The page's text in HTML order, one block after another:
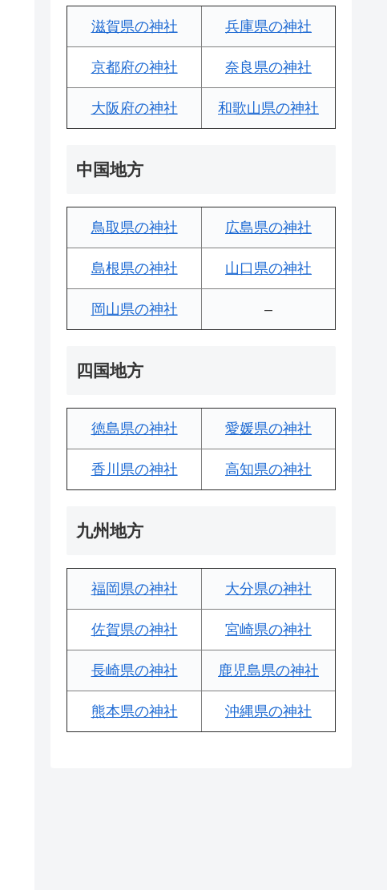
滋賀県の神社 兵庫県の神社
京都府の神社 奈良県の神社
大阪府の神社 和歌山県の神社
中国地方
鳥取県の神社 広島県の神社
島根県の神社 山口県の神社
岡山県の神社 –
四国地方
徳島県の神社 愛媛県の神社
香川県の神社 高知県の神社
九州地方
福岡県の神社 大分県の神社
佐賀県の神社 宮崎県の神社
長崎県の神社 鹿児島県の神社
熊本県の神社 沖縄県の神社